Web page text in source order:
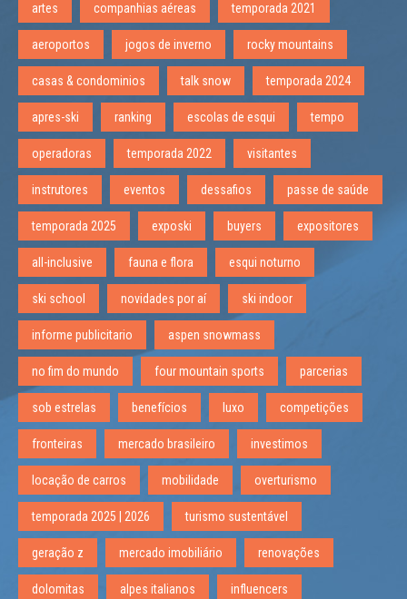
artes companhias aéreas temporada 2021
aeroportos jogos de inverno rocky mountains
casas & condominios talk snow temporada 2024
apres-ski ranking escolas de esqui tempo
operadoras temporada 2022 visitantes
instrutores eventos dessafios passe de saúde
temporada 2025 exposki buyers expositores
all-inclusive fauna e flora esqui noturno
ski school novidades por aí ski indoor
informe publicitario aspen snowmass
no fim do mundo four mountain sports parcerias
sob estrelas benefícios luxo competições
fronteiras mercado brasileiro investimos
locação de carros mobilidade overturismo
temporada 2025 | 2026 turismo sustentável
geração z mercado imobiliário renovações
dolomitas alpes italianos influencers